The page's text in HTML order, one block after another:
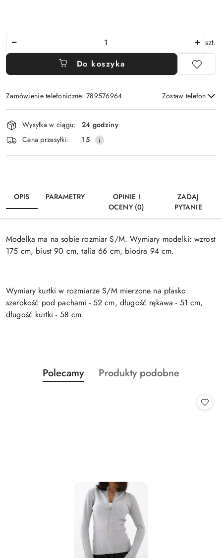
szt.
Do koszyka
Zamówienie telefoniczne: 789576964 Zostaw telefon
Wyślij
Dostępność
i
dostawa
Wysyłka w ciągu:
24 godziny
Cena przesyłki:
15
OPIS PARAMETRY
OPINIE I
OCENY (0)
ZADAJ
PYTANIE
Modelka ma na sobie rozmiar S/M. Wymiary modelki: wzrost
175 cm, biust 90 cm, talia 66 cm, biodra 94 cm.
Wymiary kurtki w rozmiarze S/M mierzone na płasko:
szerokość pod pachami - 52 cm, długość rękawa - 51 cm,
długość kurtki - 58 cm.
Pomiń karuzelę produktów
Produkty
o
Polecamy
Produkty
Produkty podobne